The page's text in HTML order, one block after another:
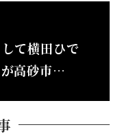
て横田ひで
が高砂市…